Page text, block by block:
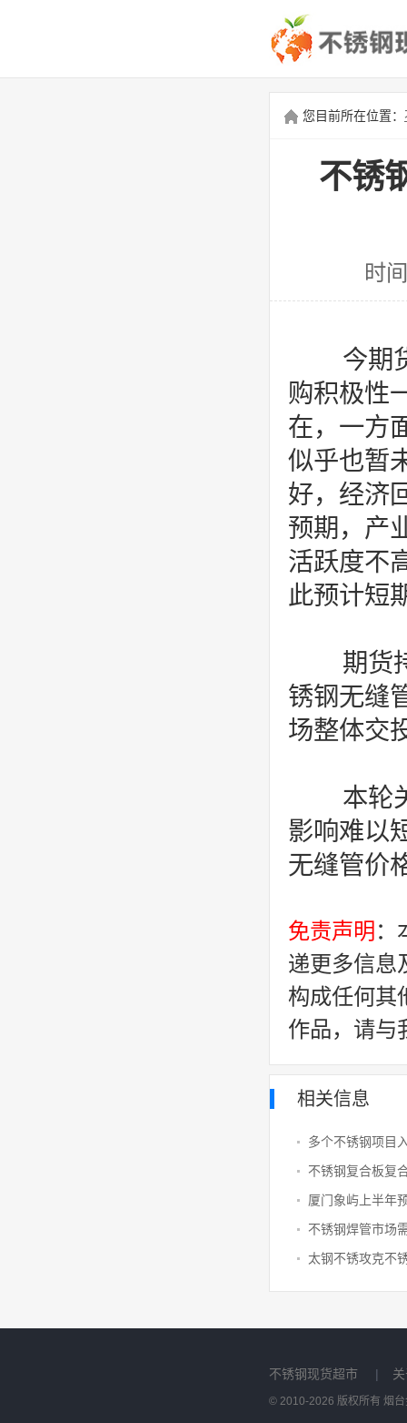
您目前所在位置：
不锈
时
今期
购积极性
在，一方
似乎也暂
好，经济
预期，产
活跃度不
此预计短
期货
锈钢无缝
场整体交
本轮
影响难以
无缝管价
免责声明 ：
递更多信息
构成任何其
作品，请与
相关信息
多个不锈钢项目
不锈钢复合板复
厦门象屿上半年
太钢不锈攻克不
不锈钢现货超市 |
© 2010-2026 版权所有 烟